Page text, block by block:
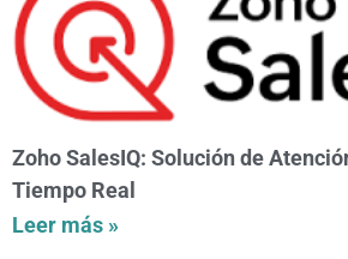
Zoho SalesIQ: Solución de
Tiempo Real
Leer más »